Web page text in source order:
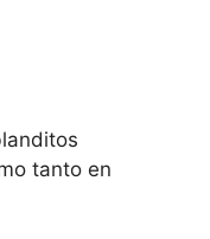
tanto en